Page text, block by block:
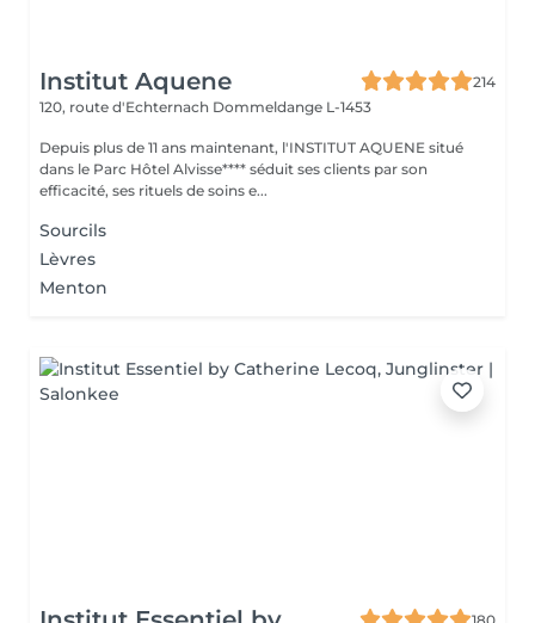
Institut Aquene
214
120, route d'Echternach Dommeldange L-1453
Depuis plus de 11 ans maintenant, l'INSTITUT AQUENE situé
dans le Parc Hôtel Alvisse**** séduit ses clients par son
efficacité, ses rituels de soins e...
Sourcils
Lèvres
Menton